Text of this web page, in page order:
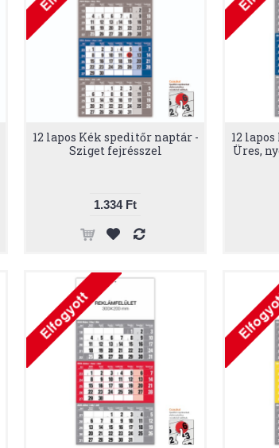
12 lapos Kék speditőr naptár -
Sziget fejrésszel
1.334 Ft
12
Üres,